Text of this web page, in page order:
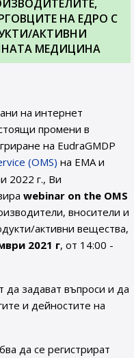
НА ЕДРО С
АКТИВНИ
МЕДИЦИНА
на интернет
промени в
на EudraGMDP
(OMS) на EMA и
2022 г., Ви
webinar on the OMS
вносители и
активни вещества,
2021 г, от 14:00 -
задават въпроси и да
и дейностите на
да се регистрират